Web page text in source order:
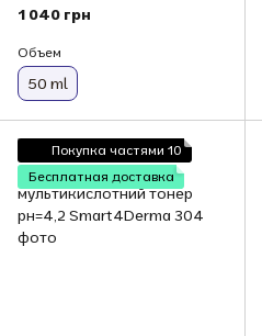
1 040 грн
Объем
50 ml
Покупка частями 10
Бесплатная доставка